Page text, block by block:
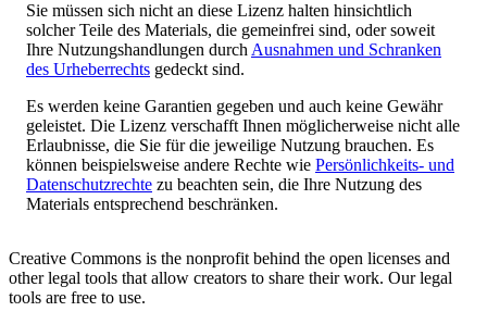
Sie müssen sich nicht an diese Lizenz halten hinsichtlich
solcher Teile des Materials, die gemeinfrei sind, oder soweit
Ihre Nutzungshandlungen durch Ausnahmen und Schranken
des Urheberrechts gedeckt sind.
Es werden keine Garantien gegeben und auch keine Gewähr
geleistet. Die Lizenz verschafft Ihnen möglicherweise nicht alle
Erlaubnisse, die Sie für die jeweilige Nutzung brauchen. Es
können beispielsweise andere Rechte wie Persönlichkeits- und
Datenschutzrechte zu beachten sein, die Ihre Nutzung des
Materials entsprechend beschränken.
Creative Commons is the nonprofit behind the open licenses and
other legal tools that allow creators to share their work. Our legal
tools are free to use.